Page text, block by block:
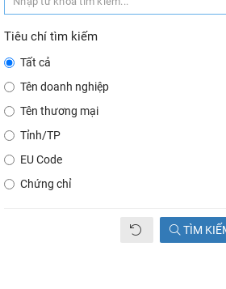
Tiêu chí tìm kiếm
Tất cả
Tên doanh nghiệp
Tên thương mại
Tỉnh/TP
EU Code
Chứng chỉ
TÌM